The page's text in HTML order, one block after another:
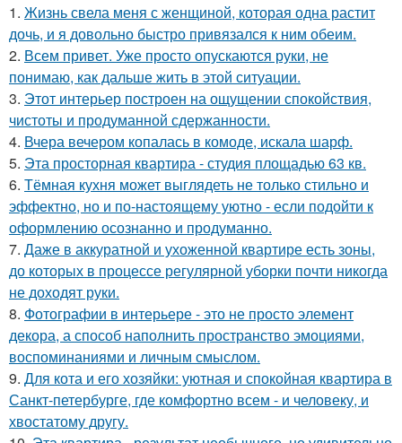
1. Жизнь свела меня с женщиной, которая одна растит
дочь, и я довольно быстро привязался к ним обеим.
2. Всем привет. Уже просто опускаются руки, не
понимаю, как дальше жить в этой ситуации.
3. Этот интерьер построен на ощущении спокойствия,
чистоты и продуманной сдержанности.
4. Вчера вечером копалась в комоде, искала шарф.
5. Эта просторная квартира - студия площадью 63 кв.
6. Тёмная кухня может выглядеть не только стильно и
эффектно, но и по-настоящему уютно - если подойти к
оформлению осознанно и продуманно.
7. Даже в аккуратной и ухоженной квартире есть зоны,
до которых в процессе регулярной уборки почти никогда
не доходят руки.
8. Фотографии в интерьере - это не просто элемент
декора, а способ наполнить пространство эмоциями,
воспоминаниями и личным смыслом.
9. Для кота и его хозяйки: уютная и спокойная квартира в
Санкт-петербурге, где комфортно всем - и человеку, и
хвостатому другу.